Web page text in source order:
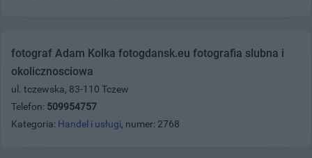
fotograf Adam Kolka fotogdansk.eu fotografia slubna i
okolicznosciowa
ul. tczewska, 83-110 Tczew
Telefon: 509954757
Kategoria: Handel i usługi, numer: 2768